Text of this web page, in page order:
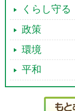
くらし守る
政策
環境
平和